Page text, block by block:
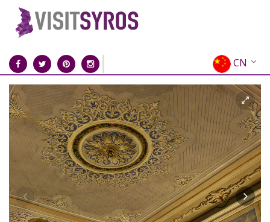
CN
EN
EL
FR
DE
IT
ES